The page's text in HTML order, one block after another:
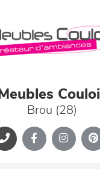
Meubles
Brou (28)